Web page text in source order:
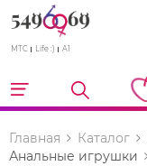
МТС Life :) A1
Главная Каталог
Анальные игрушки